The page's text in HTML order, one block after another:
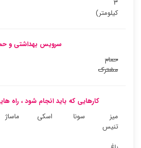
۳
کیلومتر)
سرویس بهداشتی و
حمام
مشترک
کارهایی که باید انجام شود ، راه
میز
تنیس
سونا اسکی ماساژ